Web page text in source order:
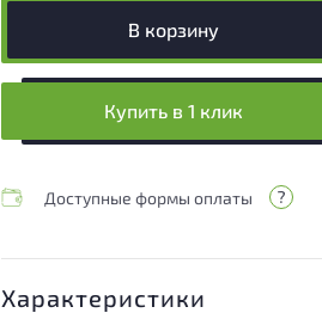
В корзину
Купить в 1 клик
Доступные формы оплаты
Характеристики